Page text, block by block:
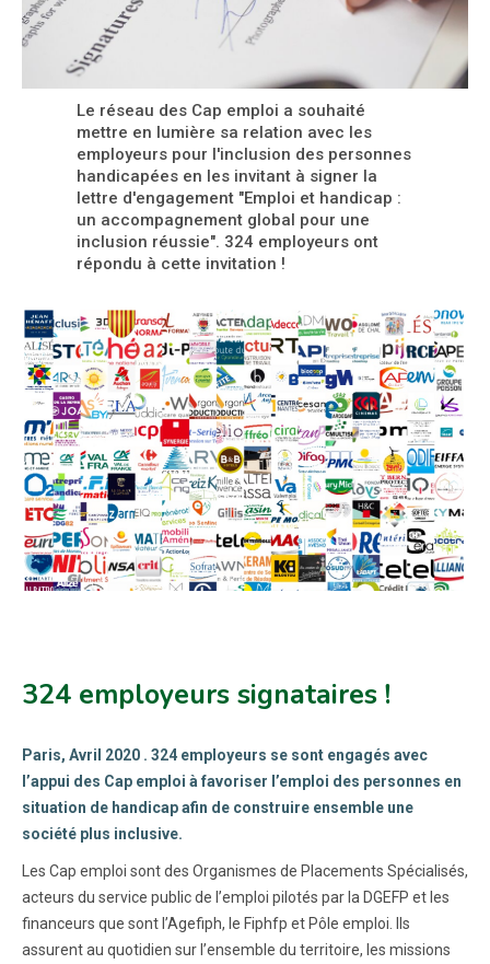
Le réseau des Cap emploi a souhaité
mettre en lumière sa relation avec les
employeurs pour l'inclusion des personnes
handicapées en les invitant à signer la
lettre d'engagement "Emploi et handicap :
un accompagnement global pour une
inclusion réussie". 324 employeurs ont
répondu à cette invitation !
324 employeurs signataires !
Paris, Avril 2020 . 324 employeurs se sont engagés avec
l’appui des Cap emploi à favoriser l’emploi des personnes en
situation de handicap afin de construire ensemble une
société plus inclusive.
Les Cap emploi sont des Organismes de Placements Spécialisés,
acteurs du service public de l’emploi pilotés par la DGEFP et les
financeurs que sont l’Agefiph, le Fiphfp et Pôle emploi. Ils
assurent au quotidien sur l’ensemble du territoire, les missions